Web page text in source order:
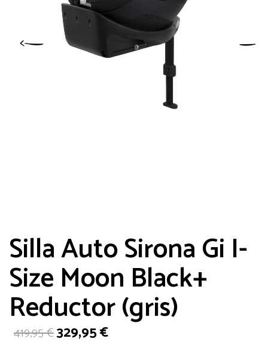
Silla Auto Sirona Gi I-
Size Moon Black+
Reductor (gris)
419,95€El
precio
329,95€Elprecio